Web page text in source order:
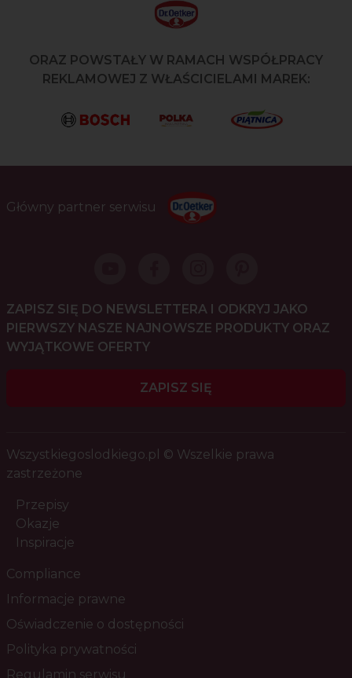
ORAZ POWSTAŁY W RAMACH WSPÓŁPRACY
REKLAMOWEJ Z WŁAŚCICIELAMI MAREK:
Główny partner serwisu
ZAPISZ SIĘ DO NEWSLETTERA I ODKRYJ JAKO
PIERWSZY NASZE NAJNOWSZE PRODUKTY ORAZ
WYJĄTKOWE OFERTY
ZAPISZ SIĘ
Wszystkiegoslodkiego.pl © Wszelkie prawa
zastrzeżone
Przepisy
Okazje
Inspiracje
Compliance
Informacje prawne
Oświadczenie o dostępności
Polityka prywatności
Regulamin serwisu